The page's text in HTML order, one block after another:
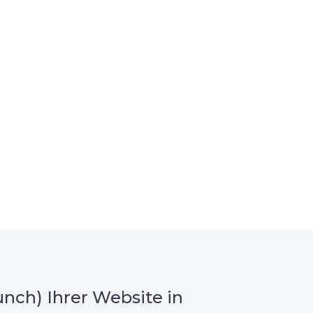
Ihrer Website in